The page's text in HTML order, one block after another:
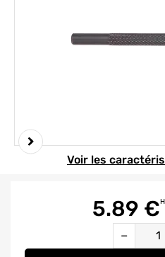
5.89 €
−
Element 1 sur 2
Voir les